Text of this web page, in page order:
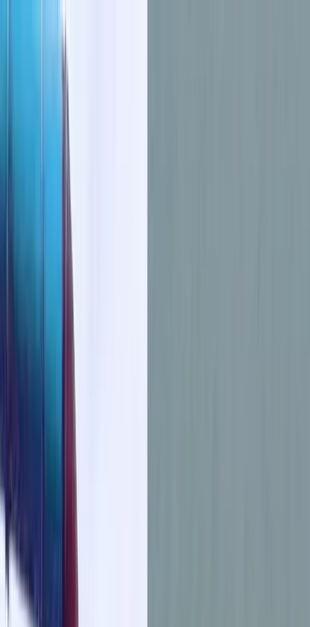
ভোলার মেঘনা-তেঁতুলিয়ায় অবৈধ বালু
উত্তোলন বন্ধে বিভিন্ন সরকারি দপ্তরে আইনি
নোটিশ
শনিবার, ০৮ আগস্ট ২০২৬
২৪ শ্রাবণ ১৪৩৩ বঙ্গাব্দ